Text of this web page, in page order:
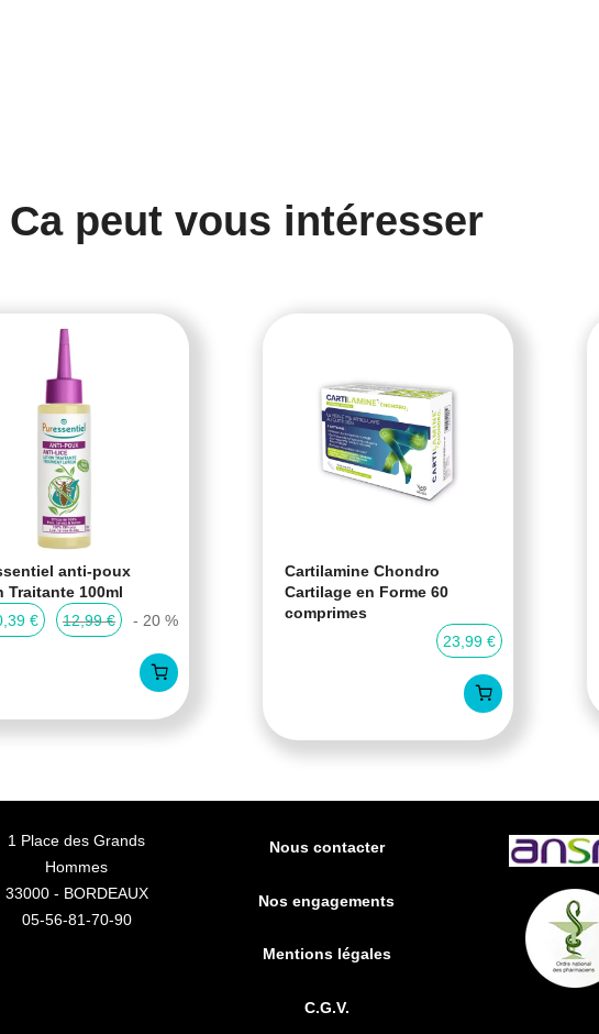
Ca peut vous intéresser
anti-poux
Traitante 100ml
€
12,99 € - 20 %
Cartilamine Chondro
Cartilage en Forme 60
comprimes
23,99 €
1 Place des Grands
Hommes
33000 - BORDEAUX
05-56-81-70-90
Nous contacter
Nos engagements
Mentions légales
C.G.V.